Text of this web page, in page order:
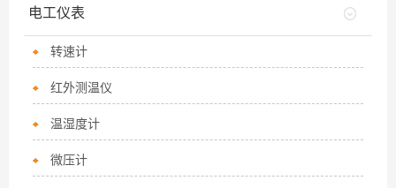
电工仪表
转速计
红外测温仪
温湿度计
微压计